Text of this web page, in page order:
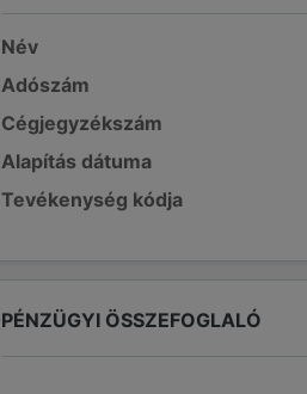
Név
Adószám
Cégjegyzékszám
Alapítás dátuma
Tevékenység kódja
PÉNZÜGYI ÖSSZEFOGLALÓ